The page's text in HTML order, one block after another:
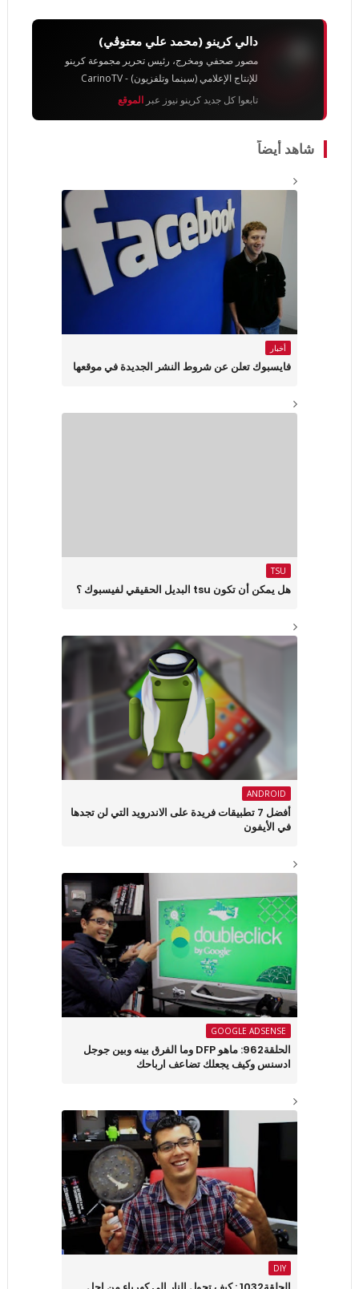
دالي كرينو (محمد علي معتوڨي)
مصور صحفي ومخرج، رئيس تحرير مجموعة كرينو
للإنتاج الإعلامي (سينما وتلفزيون) - CarinoTV
تابعوا كل جديد كرينو نيوز عبر الموقع
شاهد أيضاً
أخبار
فايسبوك تعلن عن شروط النشر الجديدة في موقعها
TSU
هل يمكن أن تكون tsu البديل الحقيقي لفيسبوك ؟
ANDROID
أفضل 7 تطبيقات فريدة على الاندرويد التي لن تجدها
في الأيفون
GOOGLE ADSENSE
الحلقة962: ماهو DFP وما الفرق بينه وبين جوجل
ادسنس وكيف يجعلك تضاعف ارباحك
DIY